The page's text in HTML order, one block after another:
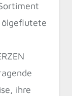
ölgeflutete
ihre